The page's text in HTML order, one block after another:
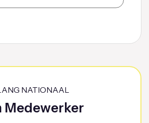
NATIONAAL
Medewerker